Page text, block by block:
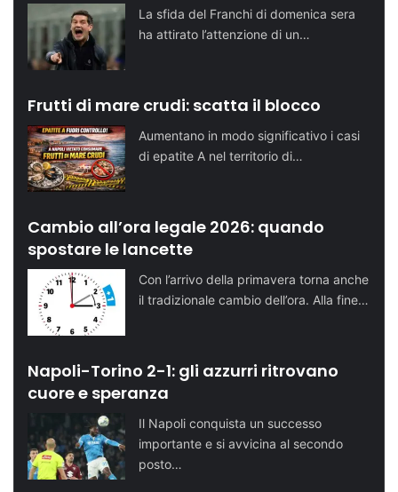
La sfida del Franchi di domenica sera
ha attirato l’attenzione di un…
Frutti di mare crudi: scatta il blocco
Aumentano in modo significativo i casi
di epatite A nel territorio di…
Cambio all’ora legale 2026: quando
spostare le lancette
Con l’arrivo della primavera torna anche
il tradizionale cambio dell’ora. Alla fine…
Napoli-Torino 2-1: gli azzurri ritrovano
cuore e speranza
Il Napoli conquista un successo
importante e si avvicina al secondo
posto…